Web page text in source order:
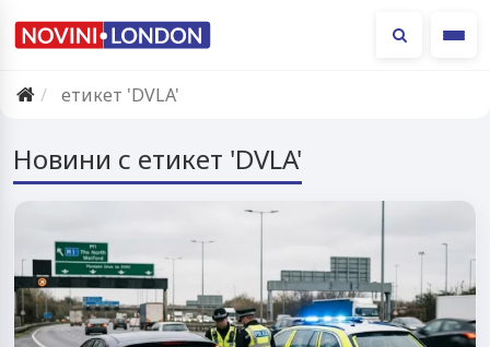
етикет 'DVLA'
Новини с етикет 'DVLA'